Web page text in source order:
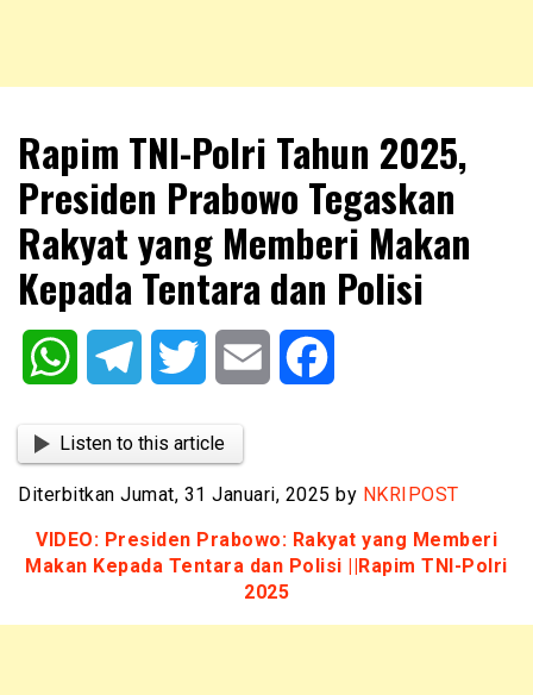
NKRIPOST
Rapim TNI-Polri Tahun 2025,
Presiden Prabowo Tegaskan
Rakyat yang Memberi Makan
Kepada Tentara dan Polisi
WhatsAppTelegram Twitter Email
Listen to this article
Diterbitkan Jumat, 31 Januari, 2025 by NKRIPOST
VIDEO: Presiden Prabowo: Rakyat yang Memberi
Makan Kepada Tentara dan Polisi ||Rapim TNI-Polri
2025